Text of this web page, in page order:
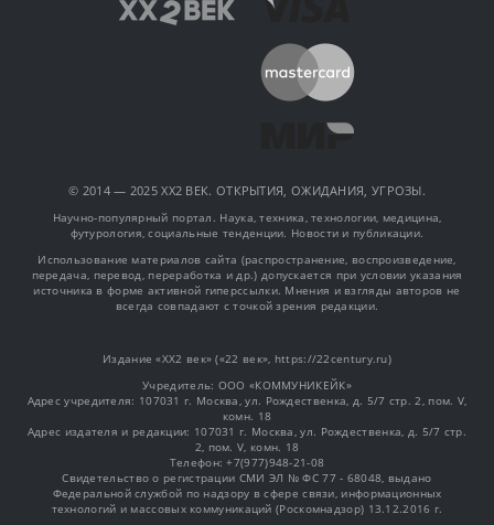
© 2014 — 2025 XX2 ВЕК. ОТКРЫТИЯ, ОЖИДАНИЯ, УГРОЗЫ.
Научно-популярный портал. Наука, техника, технологии, медицина,
футурология, социальные тенденции. Новости и публикации.
Использование материалов сайта (распространение, воспроизведение,
передача, перевод, переработка и др.) допускается при условии указания
источника в форме активной гиперссылки. Мнения и взгляды авторов не
всегда совпадают с точкой зрения редакции.
Издание «XX2 век» («22 век», https://22century.ru)
Учредитель: OOO «КОММУНИКЕЙК»
Адрес учредителя: 107031 г. Москва, ул. Рождественка, д. 5/7 стр. 2, пом. V,
комн. 18
Адрес издателя и редакции: 107031 г. Москва, ул. Рождественка, д. 5/7 стр.
2, пом. V, комн. 18
Телефон: +7(977)948-21-08
Свидетельство о регистрации СМИ ЭЛ № ФС 77 - 68048, выдано
Федеральной службой по надзору в сфере связи, информационных
технологий и массовых коммуникаций (Роскомнадзор) 13.12.2016 г.